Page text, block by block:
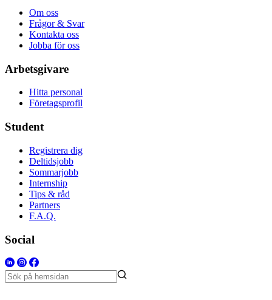
Om oss
Frågor & Svar
Kontakta oss
Jobba för oss
Arbetsgivare
Hitta personal
Företagsprofil
Student
Registrera dig
Deltidsjobb
Sommarjobb
Internship
Tips & råd
Partners
F.A.Q.
Social